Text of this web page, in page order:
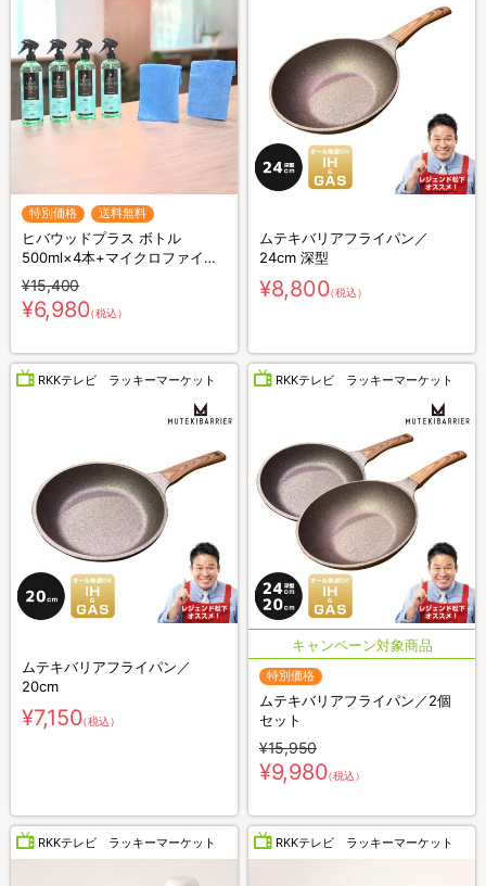
特別価格 送料無料
ヒバウッドプラス ボトル
500ml×4本+マイクロファイバ
ークロス×2枚／防虫スプレー／
防虫剤／害虫忌避剤
¥15,400
¥6,980（税込）
ムテキバリアフライパン／
24cm 深型
¥8,800（税込）
RKKテレビ ラッキーマーケット
ムテキバリアフライパン／
20cm
¥7,150（税込）
RKKテレビ ラッキーマーケット
特別価格
ムテキバリアフライパン／2個
セット
¥15,950
¥9,980（税込）
RKKテレビ ラッキーマーケット RKKテレビ ラッキーマーケット